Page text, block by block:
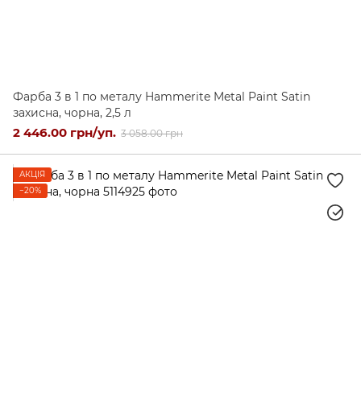
Фарба 3 в 1 по металу Hammerite Metal Paint Satin
захисна, чорна, 2,5 л
2 446.00 грн/уп. 3 058.00 грн
АКЦІЯ
−20%